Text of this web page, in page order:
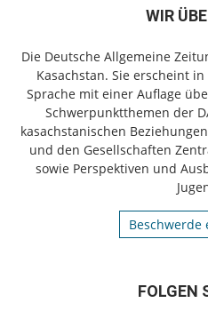
WIR
Die Deutsche Allgemeine
Kasachstan. Sie erscheint
Sprache mit einer Auflage
Schwerpunktthemen der
kasachstanischen
und den Gesellschaften
sowie Perspektiven und
Beschwerde
FOLGEN